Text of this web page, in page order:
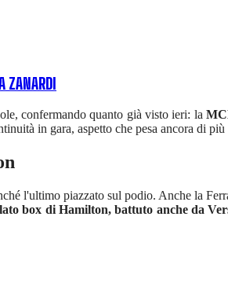
ZANARDI
confermando quanto già visto ieri: la
in gara, aspetto che pesa ancora di
l'ultimo piazzato sul podio. Anche la
box di Hamilton, battuto anche da